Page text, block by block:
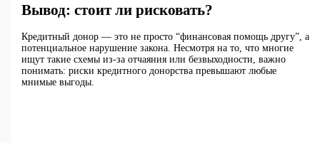
Вывод: стоит ли рисковать?
Кредитный донор — это не просто “финансовая помощь другу”, а
потенциальное нарушение закона. Несмотря на то, что многие
ищут такие схемы из-за отчаяния или безвыходности, важно
понимать: риски кредитного донорства превышают любые
мнимые выгоды.